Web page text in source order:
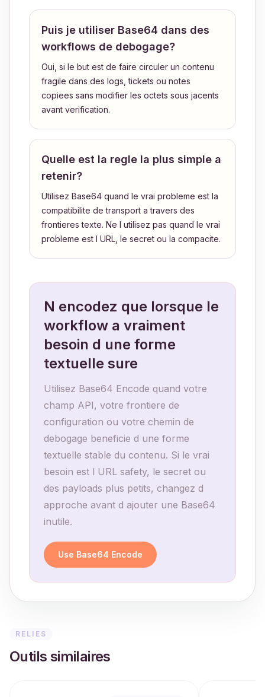
Puis je utiliser Base64 dans des
workflows de debogage?
Oui, si le but est de faire circuler un contenu
fragile dans des logs, tickets ou notes
copiees sans modifier les octets sous jacents
avant verification.
Quelle est la regle la plus simple a
retenir?
Utilisez Base64 quand le vrai probleme est la
compatibilite de transport a travers des
frontieres texte. Ne l utilisez pas quand le vrai
probleme est l URL, le secret ou la compacite.
N encodez que lorsque le
workflow a vraiment
besoin d une forme
textuelle sure
Utilisez Base64 Encode quand votre
champ API, votre frontiere de
configuration ou votre chemin de
debogage beneficie d une forme
textuelle stable du contenu. Si le vrai
besoin est l URL safety, le secret ou
des payloads plus petits, changez d
approche avant d ajouter une Base64
inutile.
Use Base64 Encode
RELIES
Outils similaires